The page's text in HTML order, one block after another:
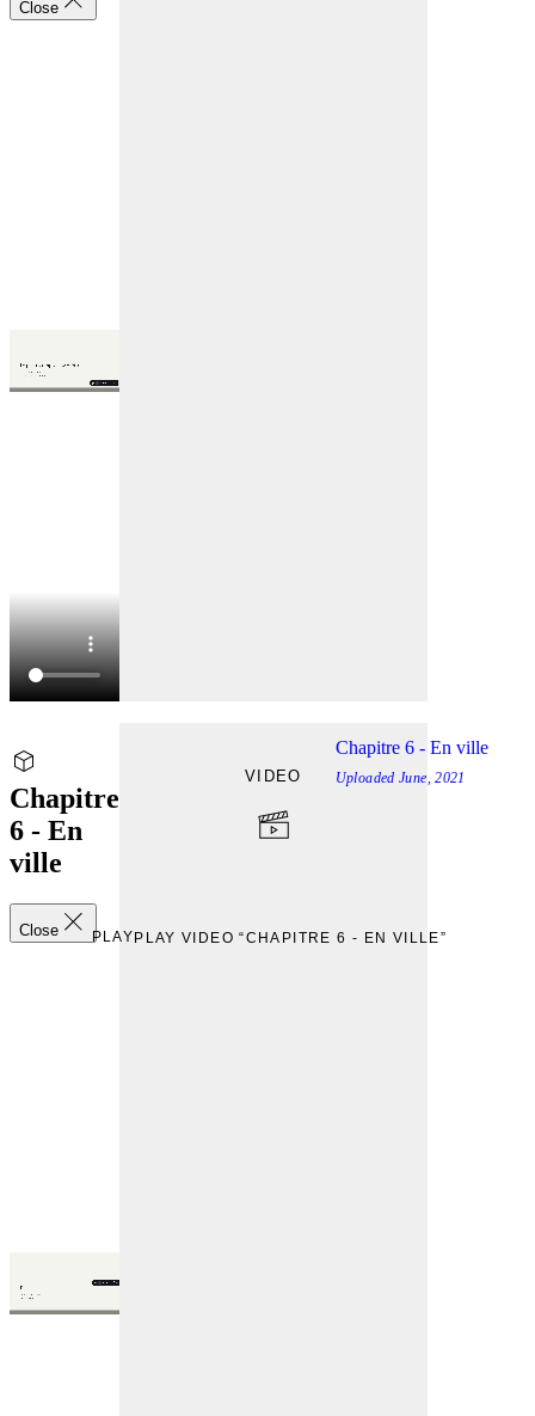
Close
Chapitre
6 - En
ville
Close
VIDEO
PLAYPLAY VIDEO “CHAPITRE 6 - EN VILLE”
Chapitre 6 - En ville
UploadedJune, 2021